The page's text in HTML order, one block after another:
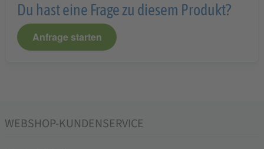
Du hast eine Frage zu diesem Produkt?
Anfrage starten
WEBSHOP-KUNDENSERVICE